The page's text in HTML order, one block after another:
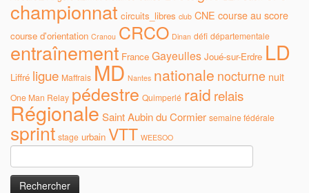
championnat circuits_libres club CNE course au score
course d'orientation Cranou CRCO Dinan défi départementale
entraînement France Gayeulles Joué-sur-Erdre LD
Liffré ligue Maffrais MD Nantes nationale nocturne nuit
One Man Relay pédestre Quimperlé raid relais
Régionale Saint Aubin du Cormier semaine fédérale
sprint stage urbain VTT WEESOO